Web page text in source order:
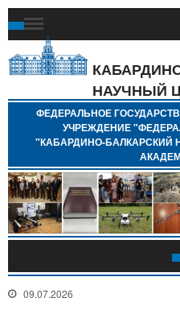
НАУЧНЫЙ
ФЕДЕРАЛЬНОЕ
УЧРЕЖДЕНИЕ
"КАБАРДИНО-БАЛКАРСКИЙ
09.07.2026